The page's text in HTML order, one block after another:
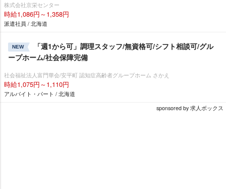
株式会社京栄センター
時給1,086円～1,358円
派遣社員 / 北海道
NEW
「週1から可」調理スタッフ/無資格可/シフト相談可/グル
ープホーム/社会保障完備
社会福祉法人富門華会/安平町 認知症高齢者グループホーム さかえ
時給1,075円～1,110円
アルバイト・パート / 北海道
sponsored by 求人ボックス